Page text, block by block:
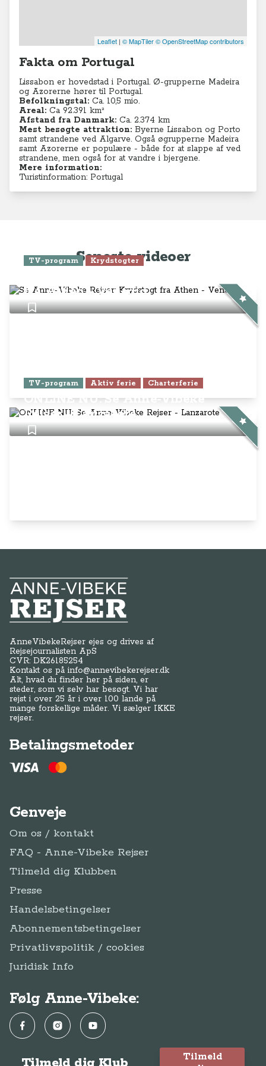
Leaflet | © MapTiler© OpenStreetMap contributors
Fakta om Portugal
Lissabon er hovedstad i Portugal. Ø-grupperne Madeira
og Azorerne hører til Portugal.
Befolkningstal: Ca. 10,5 mio.
Areal: Ca 92.391 km²
Afstand fra Danmark: Ca. 2.374 km
Mest besøgte attraktion: Byerne Lissabon og Porto
samt strandene ved Algarve. Også øgrupperne Madeira
samt Azorerne er populære - både for at slappe af ved
strandene, men også for at vandre i bjergene.
Mere information:
Turistinformation: Portugal
Seneste videoer
TV-program Krydstogter
fra Athen - Venedig
TV-program Aktiv ferie Charterferie
ONLINE NU: Se Anne-Vibeke
Rejser - Lanzarote
Anne-Vibeke Rejser
AnneVibekeRejser ejes og drives af
Rejsejournalisten ApS
CVR: DK26185254
Kontakt os påinfo@annevibekerejser.dk
Alt, hvad du finder her på siden, er
steder, som vi selv har besøgt. Vi har
rejst i over 25 år i over 100 lande på
mange forskellige måder. Vi sælger IKKE
rejser.
Betalingsmetoder
Genveje
Om os / kontakt
FAQ - Anne-Vibeke Rejser
Tilmeld dig Klubben
Presse
Handelsbetingelser
Abonnementsbetingelser
Privatlivspolitik / cookies
Juridisk Info
Følg Anne-Vibeke:
FacebookInstagramYouTube
Tilmeld